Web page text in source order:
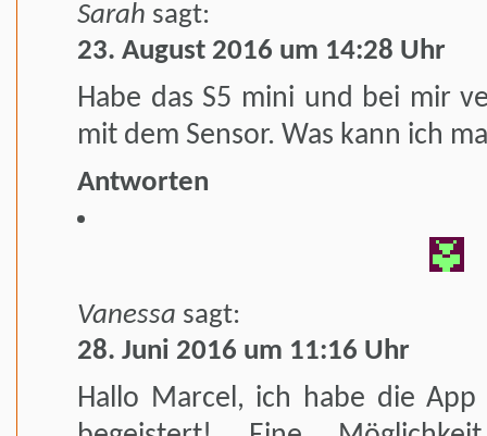
Sarah sagt:
23. August 2016 um 14:28 Uhr
Habe das S5 mini und bei mir
mit dem Sensor. Was kann ich
Antworten
Vanessa sagt:
28. Juni 2016 um 11:16 Uhr
Hallo Marcel, ich habe die